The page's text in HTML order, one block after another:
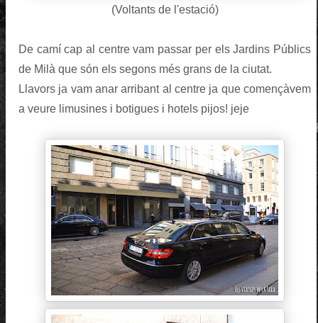
(Voltants de l'estació)
De camí cap al centre vam passar per els Jardins Públics
de Milà que són els segons més grans de la ciutat.
Llavors ja vam anar arribant al centre ja que començàvem
a veure limusines i botigues i hotels pijos! jeje